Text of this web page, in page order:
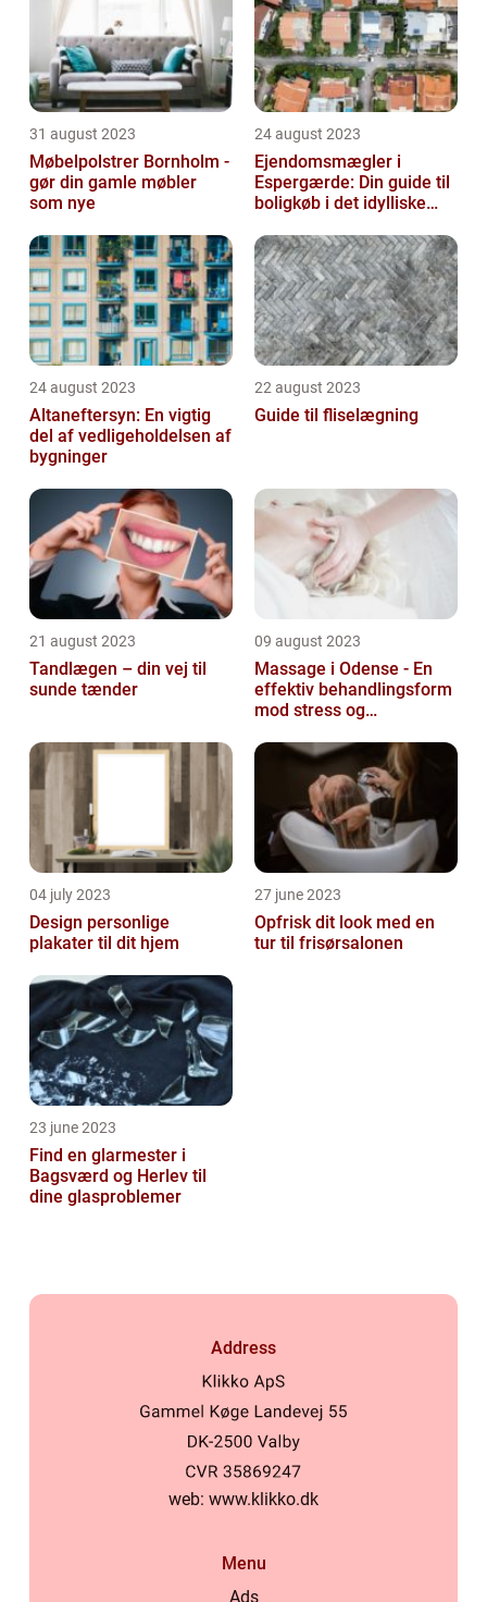
31 august 2023
Møbelpolstrer Bornholm -
gør din gamle møbler
som nye
24 august 2023
Ejendomsmægler i
Espergærde: Din guide til
boligkøb i det idylliske
24 august 2023
Altaneftersyn: En vigtig
del af vedligeholdelsen af
bygninger
22 august 2023
Guide til fliselægning
21 august 2023
Tandlægen – din vej til
sunde tænder
09 august 2023
Massage i Odense - En
effektiv behandlingsform
mod stress og
04 july 2023
Design personlige
plakater til dit hjem
27 june 2023
Opfrisk dit look med en
tur til frisørsalonen
23 june 2023
Find en glarmester i
Bagsværd og Herlev til
dine glasproblemer
Address
web: www.klikko.dk
Menu
Ads